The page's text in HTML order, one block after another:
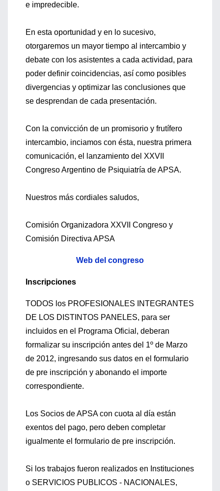
e impredecible.
En esta oportunidad y en lo sucesivo,
otorgaremos un mayor tiempo al intercambio y
debate con los asistentes a cada actividad, para
poder definir coincidencias, así como posibles
divergencias y optimizar las conclusiones que
se desprendan de cada presentación.
Con la convicción de un promisorio y frutífero
intercambio, inciamos con ésta, nuestra primera
comunicación, el lanzamiento del XXVII
Congreso Argentino de Psiquiatría de APSA.
Nuestros más cordiales saludos,
Comisión Organizadora XXVII Congreso y
Comisión Directiva APSA
Web del congreso
Inscripciones
TODOS los PROFESIONALES INTEGRANTES
DE LOS DISTINTOS PANELES, para ser
incluidos en el Programa Oficial, deberan
formalizar su inscripción antes del 1º de Marzo
de 2012, ingresando sus datos en el formulario
de pre inscripción y abonando el importe
correspondiente.
Los Socios de APSA con cuota al día están
exentos del pago, pero deben completar
igualmente el formulario de pre inscripción.
Si los trabajos fueron realizados en Instituciones
o SERVICIOS PUBLICOS - NACIONALES,